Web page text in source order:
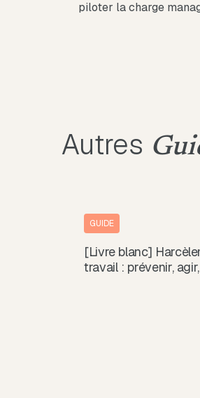
piloter la charge
Autres
GUIDE
[Livre blanc]
travail : prévenir,